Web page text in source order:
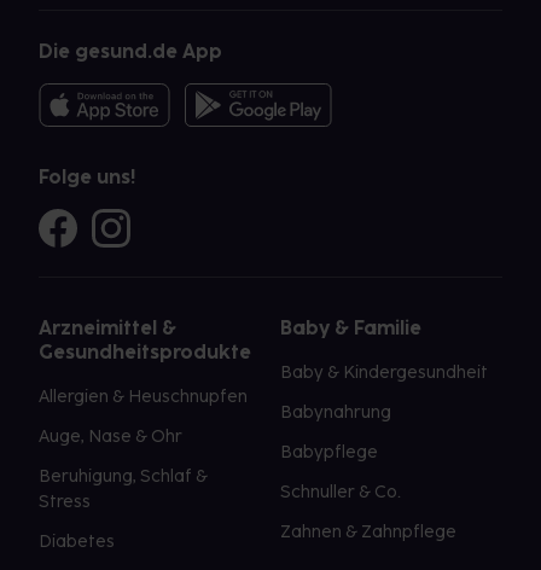
Die gesund.de App
Folge uns!
Arzneimittel &
Gesundheitsprodukte
Allergien & Heuschnupfen
Auge, Nase & Ohr
Beruhigung, Schlaf &
Stress
Diabetes
Baby & Familie
Baby & Kindergesundheit
Babynahrung
Babypflege
Schnuller & Co.
Zahnen & Zahnpflege